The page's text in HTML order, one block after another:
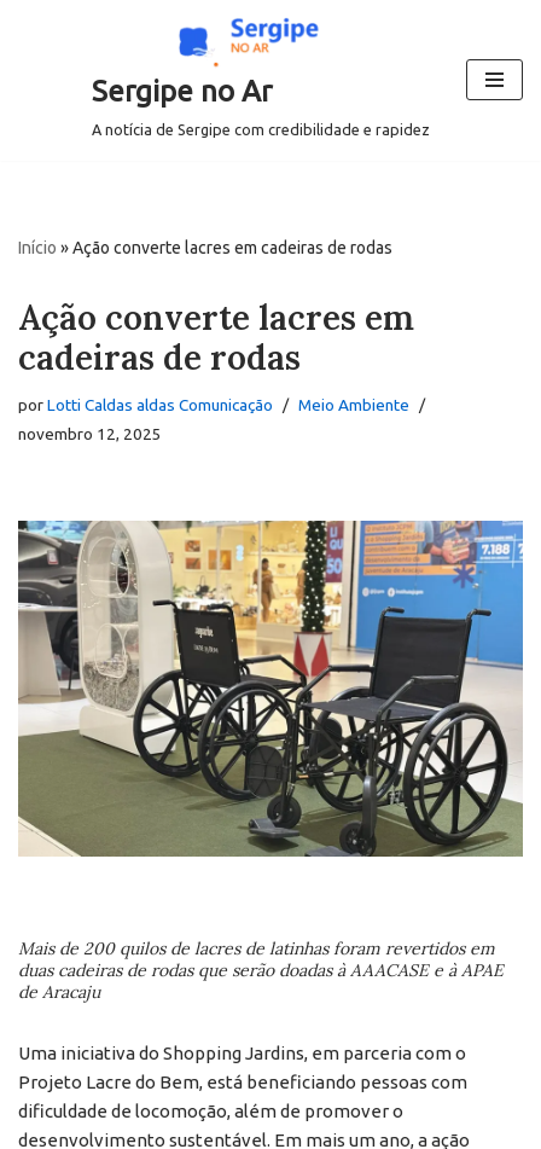
Sergipe no Ar
A notícia de Sergipe com credibilidade e rapidez
Início »Ação converte lacres em cadeiras de rodas
Ação converte lacres em
cadeiras de rodas
porLotti Caldas aldas Comunicação
Meio Ambiente
novembro 12, 2025
Mais de 200 quilos de lacres de latinhas foram revertidos em
duas cadeiras de rodas que serão doadas à AAACASE e à APAE
de Aracaju
Uma iniciativa do Shopping Jardins, em parceria com o
Projeto Lacre do Bem, está beneficiando pessoas com
dificuldade de locomoção, além de promover o
desenvolvimento sustentável. Em mais um ano, a ação